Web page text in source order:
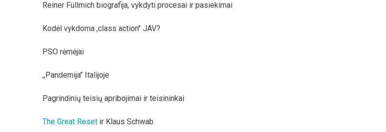
Reiner Füllmich biografija, vykdyti procesai ir pasiekimai
Kodėl vykdoma ,class action’’ JAV?
PSO rėmėjai
,,Pandemija’’ Italijoje
Pagrindinių teisių apribojimai ir teisininkai
The Great Reset ir Klaus Schwab